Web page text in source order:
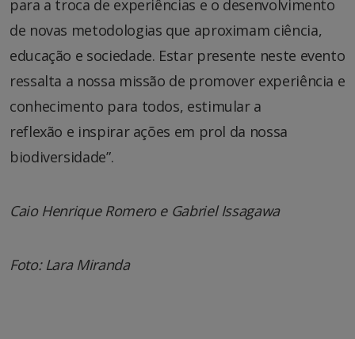
para a troca de experiências e o desenvolvimento
de novas metodologias que aproximam ciência,
educação e sociedade. Estar presente neste evento
ressalta a nossa missão de promover experiência e
conhecimento para todos, estimular a
reflexão e inspirar ações em prol da nossa
biodiversidade”.
Caio Henrique Romero e Gabriel Issagawa
Foto: Lara Miranda